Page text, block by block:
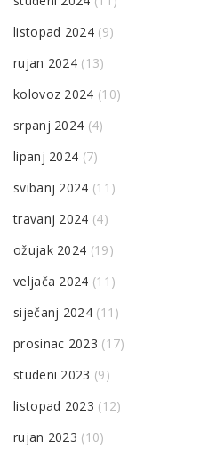
listopad 2024(9)
rujan 2024 (13)
kolovoz 2024 (10)
srpanj 2024 (4)
lipanj 2024 (7)
svibanj 2024 (11)
travanj 2024 (4)
ožujak 2024 (19)
veljača 2024 (11)
siječanj 2024(11)
prosinac 2023 (17)
studeni 2023 (9)
listopad 2023 (12)
rujan 2023 (10)